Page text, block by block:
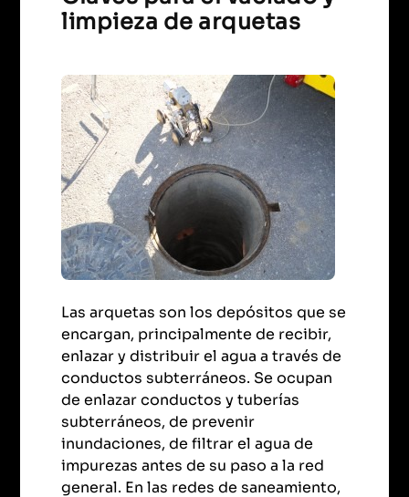
limpieza de arquetas
Las arquetas son los depósitos que se
encargan, principalmente de recibir,
enlazar y distribuir el agua a través de
conductos subterráneos. Se ocupan
de enlazar conductos y tuberías
subterráneos, de prevenir
inundaciones, de filtrar el agua de
impurezas antes de su paso a la red
general. En las redes de saneamiento,